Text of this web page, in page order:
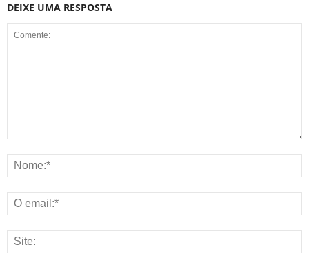
DEIXE UMA RESPOSTA